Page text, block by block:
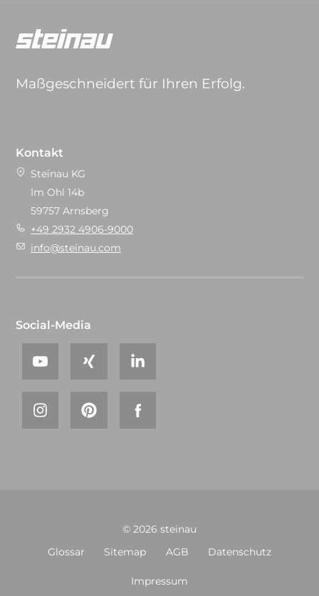
Maßgeschneidert für Ihren Erfolg.
Kontakt
Steinau KG
Im Ohl 14b
59757 Arnsberg
+49 2932 4906-9000
info@steinau.com
Social-Media
© 2026 steinau
Glossar Sitemap AGB Datenschutz
Impressum